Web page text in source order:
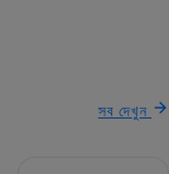
সব দেখুন